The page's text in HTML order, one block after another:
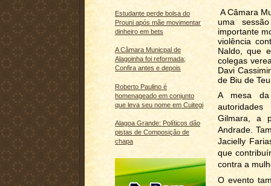
Estudante perde bolsa do
Prouni após mãe movimentar
dinheiro em bets
A Câmara Municpal de
Alagoinha foi reformada;
Confira antes e depois
Roberto Paulino é
homenageado em conjunto
que leva seu nome em Cuitegi
Alagoa Grande: Políticos dão
pistas de Composição de
chapa
A Câmara
uma
importante
violência
Naldo, que
colegas
Davi
de Biu de
A mesa
autoridades
Gilmara, a
Andrade.
Jacielly
que
contra a
O evento